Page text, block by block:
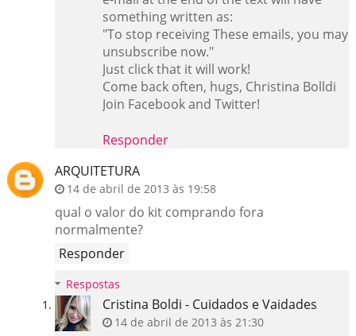
something written as:
"To stop receiving These emails, you may
unsubscribe now."
Just click that it will work!
Come back often, hugs, Christina Bolldi
Join Facebook and Twitter!
Responder
ARQUITETURA
14 de abril de 2013 às 19:58
qual o valor do kit comprando fora
normalmente?
Responder
Respostas
Cristina Boldi - Cuidados e Vaidades
14 de abril de 2013 às 21:30